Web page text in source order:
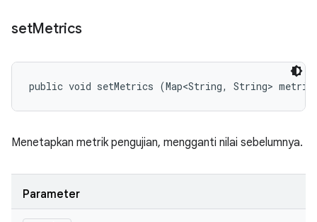
setMetrics
public void setMetrics (Map<String, String>
Menetapkan metrik pengujian, mengganti nilai sebelumnya.
Parameter